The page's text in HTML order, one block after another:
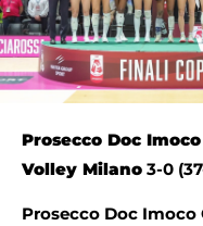
Prosecco Doc
Volley Milano 3-0
Prosecco Doc